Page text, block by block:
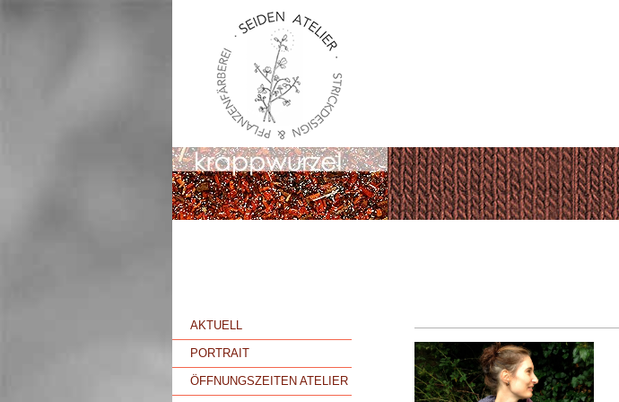
AKTUELL
PORTRAIT
ÖFFNUNGSZEITEN ATELIER